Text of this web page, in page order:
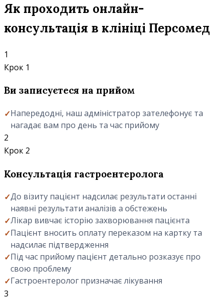
Як проходить онлайн-
консультація в клініці Персомед
1
Крок 1
Ви записуєтеся на прийом
Напередодні, наш адміністратор зателефонує та
нагадає вам про день та час прийому
2
Крок 2
Консультація гастроентеролога
До візиту пацієнт надсилає результати останні
наявні результати аналізів а обстежень
Лікар вивчає історію захворювання пацієнта
Пацієнт вносить оплату переказом на картку та
надсилає підтвердження
Під час прийому пацієнт детально розказує про
свою проблему
Гастроентеролог призначає лікування
3